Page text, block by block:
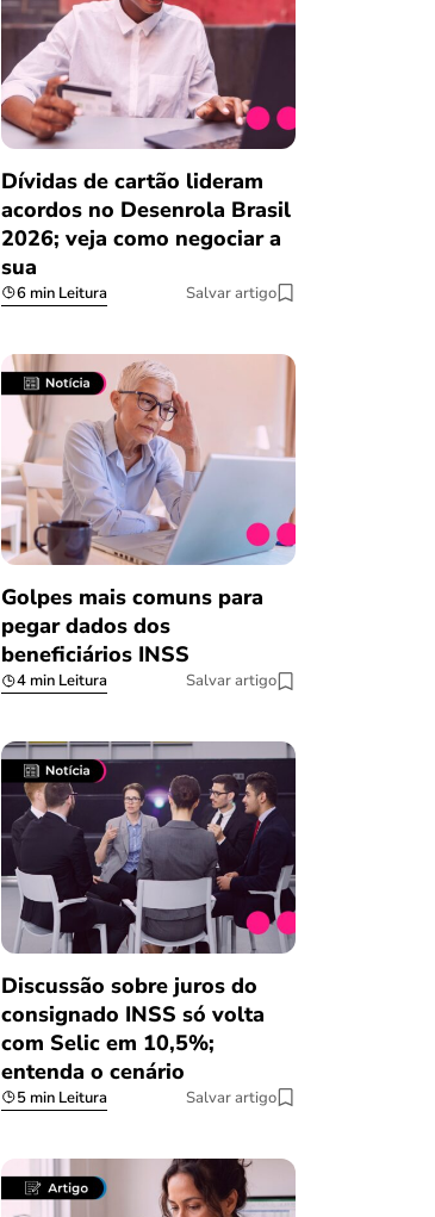
Dívidas de cartão lideram
acordos no Desenrola Brasil
2026; veja como negociar a
sua
6 min Leitura Salvar artigo
Golpes mais comuns para
pegar dados dos
beneficiários INSS
4 min Leitura Salvar artigo
Discussão sobre juros do
consignado INSS só volta
com Selic em 10,5%;
entenda o cenário
5 min Leitura Salvar artigo